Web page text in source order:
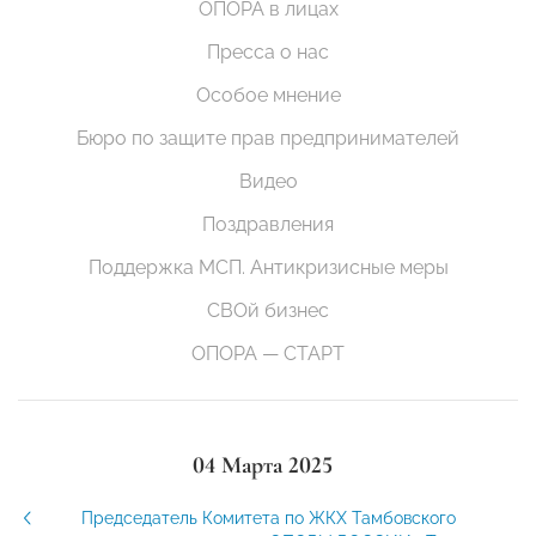
ОПОРА в лицах
Пресса о нас
Особое мнение
Бюро по защите прав предпринимателей
Видео
Поздравления
Поддержка МСП. Антикризисные меры
СВОй бизнес
ОПОРА — СТАРТ
04 Марта 2025
Председатель Комитета по ЖКХ Тамбовского